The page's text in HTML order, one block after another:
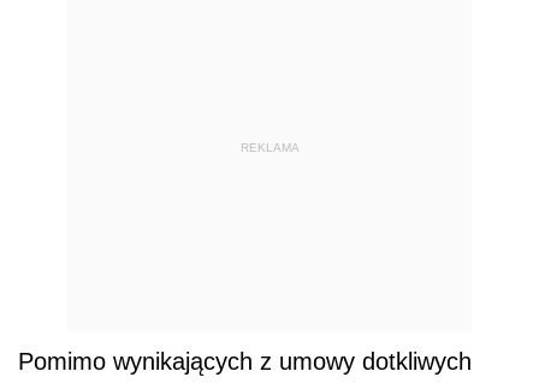
REKLAMA
Pomimo wynikających z umowy dotkliwych